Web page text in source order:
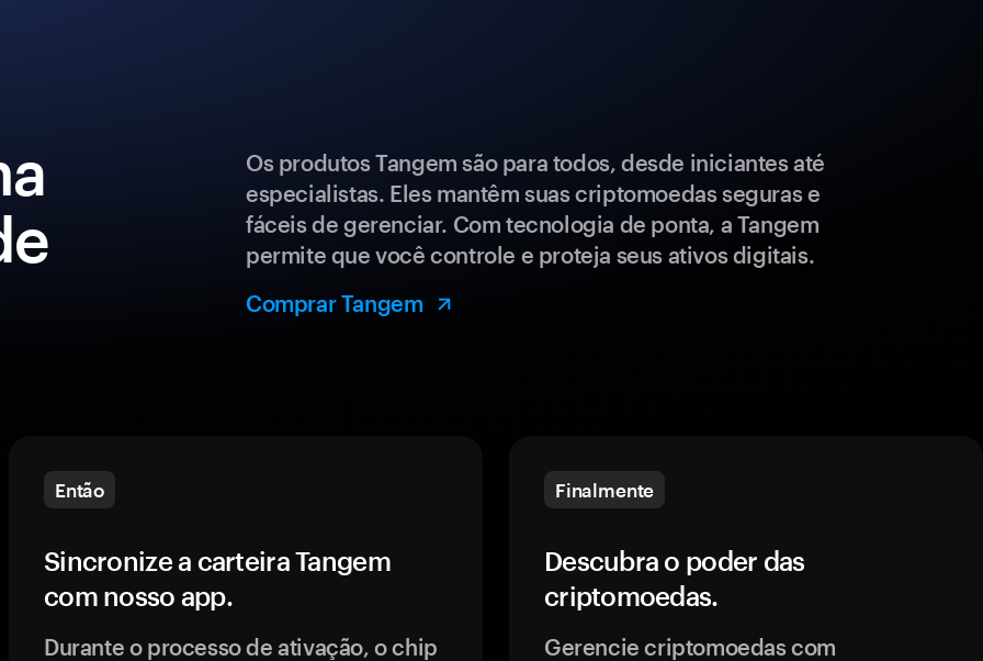
Os produtos Tangem são para todos, desde iniciantes até
especialistas. Eles mantêm suas criptomoedas seguras e
fáceis de gerenciar. Com tecnologia de ponta, a Tangem
permite que você controle e proteja seus ativos digitais.
Comprar Tangem
Então
Sincronize a carteira Tangem
com nosso app.
Durante o processo de ativação, o chip
Finalmente
Descubra o poder das
criptomoedas.
Gerencie criptomoedas com